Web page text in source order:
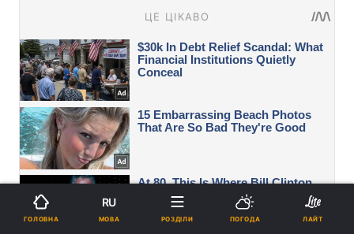
ГОЛОВНА
RU
МОВА РОЗДІЛИ ПОГОДА ЛАЙТ